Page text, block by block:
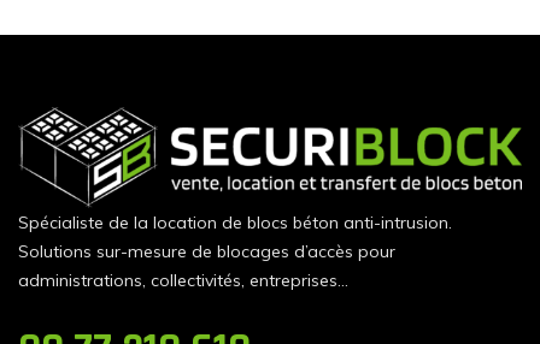
Spécialiste de la location de blocs béton anti-intrusion.
Solutions sur-mesure de blocages d’accès pour
administrations, collectivités, entreprises…